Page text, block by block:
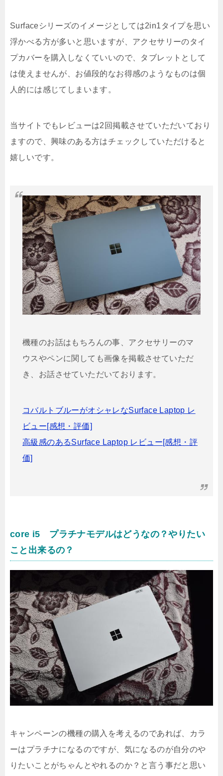
Surfaceシリーズのイメージとしては2in1タイプを思い
浮かべる方が多いと思いますが、アクセサリーのタイ
プカバーを購入しなくていいので、タブレットとして
は使えませんが、お値段的なお得感のようなものは個
人的には感じてしまいます。
当サイトでもレビューは2回掲載させていただいており
ますので、興味のある方はチェックしていただけると
嬉しいです。
機種のお話はもちろんの事、アクセサリーのマ
ウスやペンに関しても画像を掲載させていただ
き、お話させていただいております。
コバルトブルーがオシャレなSurface Laptop レ
ビュー[感想・評価]
高級感のあるSurface Laptop レビュー[感想・評
価]
core i5 プラチナモデルはどうなの？やりたい
こと出来るの？
キャンペーンの機種の購入を考えるのであれば、カラ
ーはプラチナになるのですが、気になるのが自分のや
りたいことがちゃんとやれるのか？と言う事だと思い